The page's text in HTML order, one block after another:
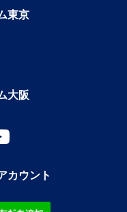
東京
大阪
カウント